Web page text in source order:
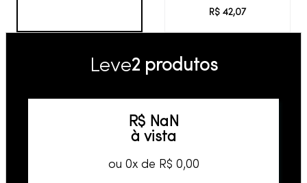
R$ 42,07
Leve2 produtos
R$ NaN
à vista
ou 0x de R$ 0,00